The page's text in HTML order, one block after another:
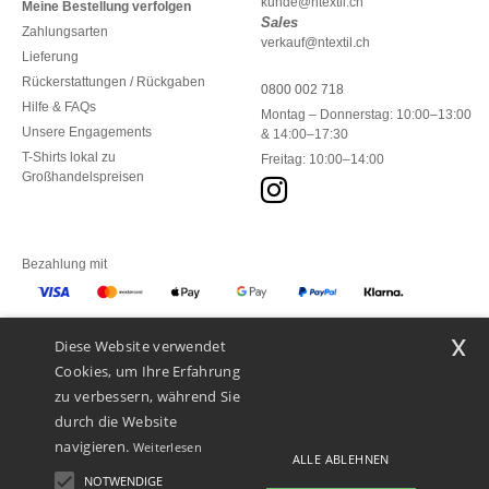
Meine Bestellung verfolgen
Zahlungsarten
Lieferung
Rückerstattungen / Rückgaben
Hilfe & FAQs
Unsere Engagements
T-Shirts lokal zu
Großhandelspreisen
Sales
verkauf@ntextil.ch
0800 002 718
Montag – Donnerstag: 10:00–13:00
& 14:00–17:30
Freitag: 10:00–14:00
Bezahlung mit
Unsere Paketzusteller
Diese Website verwendet
Cookies, um Ihre Erfahrung
zu verbessern, während Sie
durch die Website
navigieren. Weiterlesen
NOTWENDIGE
ALLE ABLEHNEN
x